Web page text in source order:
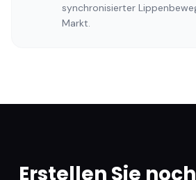
synchronisierter
Markt.
Erstellen Sie